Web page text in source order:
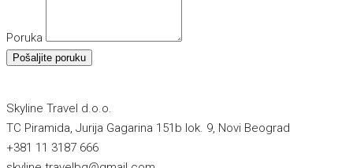
Poruka
Pošaljite poruku
Skyline Travel d.o.o.
TC Piramida, Jurija Gagarina 151b lok. 9, Novi Beograd
+381 11 3187 666